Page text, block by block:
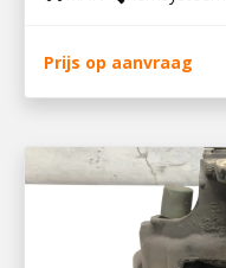
Prijs op aanvraag